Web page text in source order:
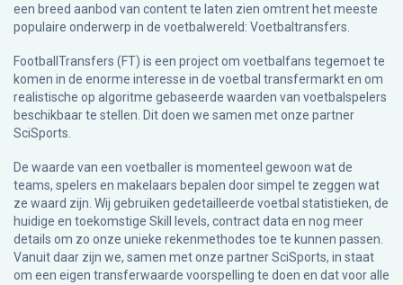
een breed aanbod van content te laten zien omtrent het meeste
populaire onderwerp in de voetbalwereld: Voetbaltransfers.
FootballTransfers (FT) is een project om voetbalfans tegemoet te
komen in de enorme interesse in de voetbal transfermarkt en om
realistische op algoritme gebaseerde waarden van voetbalspelers
beschikbaar te stellen. Dit doen we samen met onze partner
SciSports.
De waarde van een voetballer is momenteel gewoon wat de
teams, spelers en makelaars bepalen door simpel te zeggen wat
ze waard zijn. Wij gebruiken gedetailleerde voetbal statistieken, de
huidige en toekomstige Skill levels, contract data en nog meer
details om zo onze unieke rekenmethodes toe te kunnen passen.
Vanuit daar zijn we, samen met onze partner SciSports, in staat
om een eigen transferwaarde voorspelling te doen en dat voor alle